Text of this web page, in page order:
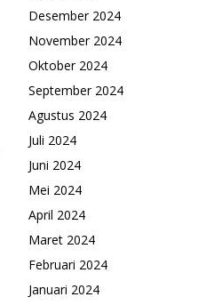
Desember 2024
November 2024
Oktober 2024
September 2024
Agustus 2024
Juli 2024
Juni 2024
Mei 2024
April 2024
Maret 2024
Februari 2024
Januari 2024